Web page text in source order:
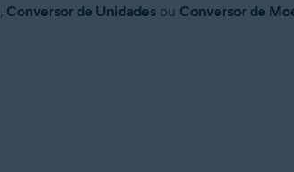
, Conversor de Unidadesou Conversor de